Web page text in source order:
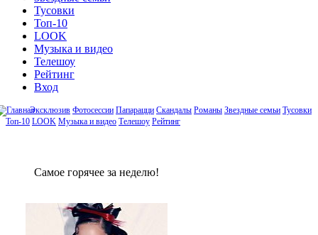
Тусовки
Топ-10
LOOK
Музыка и видео
Телешоу
Рейтинг
Вход
Эксклюзив Фотосессии Папарацци Скандалы Романы Звездные семьи Тусовки
Топ-10 LOOK Музыка и видео Телешоу Рейтинг
Сaмое гoрячее за неделю!